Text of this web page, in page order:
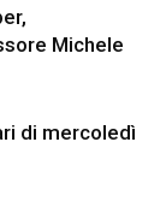
Michele
di mercoledì